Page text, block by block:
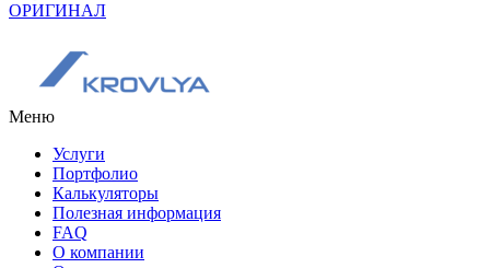
ОРИГИНАЛ
Меню
Услуги
Портфолио
Калькуляторы
Полезная информация
FAQ
О компании